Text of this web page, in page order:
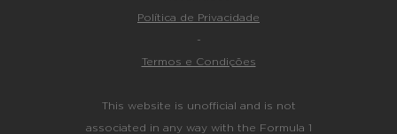
Política de Privacidade
-
Termos e Condições
This website is unofficial and is not
associated in any way with the Formula 1